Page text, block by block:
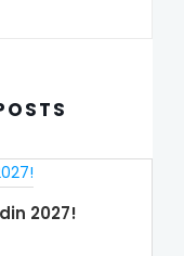
2027!